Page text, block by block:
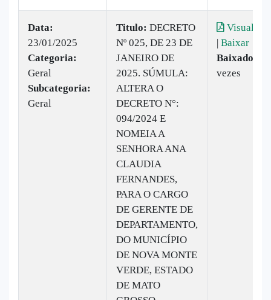
Data:
23/01/2025
Categoria:
Geral
Subcategoria:
Geral
Titulo: DECRETO
Nº 025, DE 23 DE
JANEIRO DE
2025. SÚMULA:
ALTERA O
DECRETO N°:
094/2024 E
NOMEIA A
SENHORA ANA
CLAUDIA
FERNANDES,
PARA O CARGO
DE GERENTE DE
DEPARTAMENTO,
DO MUNICÍPIO
DE NOVA MONTE
VERDE, ESTADO
DE MATO
Visualizar
| Baixar
Baixado:
vezes